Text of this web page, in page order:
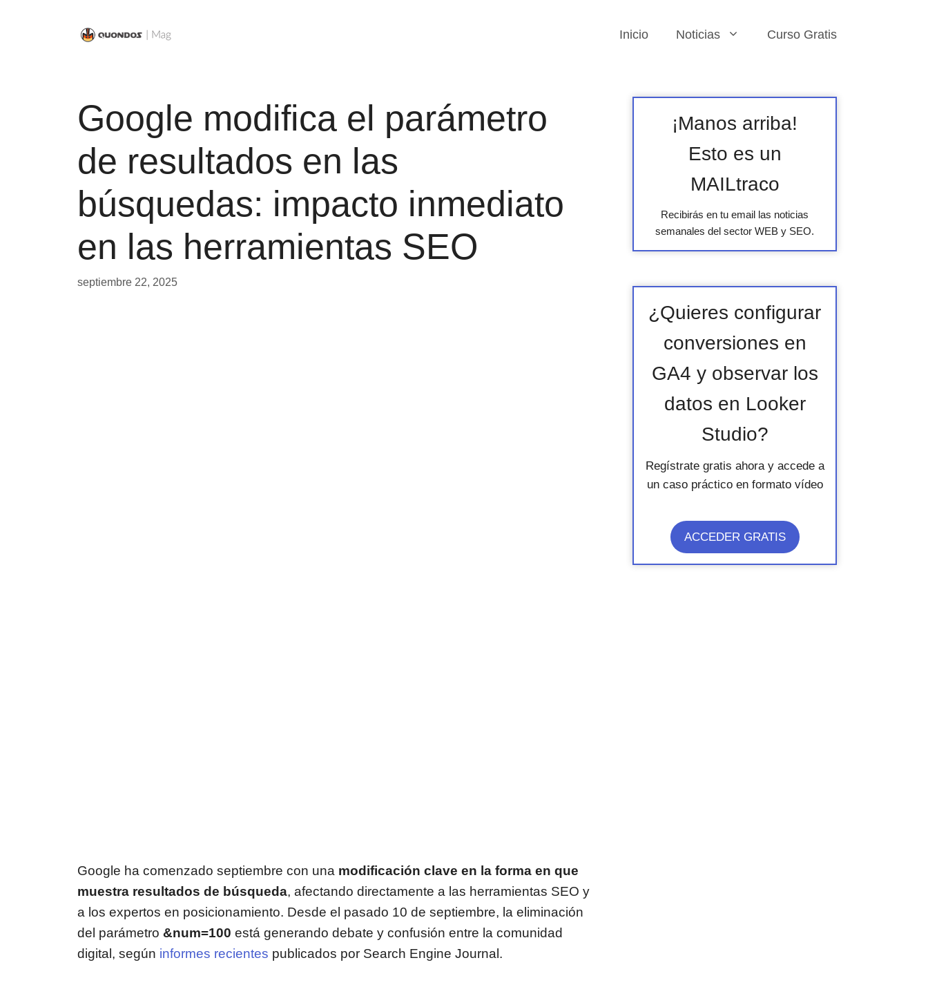
Inicio Noticias Curso Gratis
Google modifica el parámetro
de resultados en las
búsquedas: impacto inmediato
en las herramientas SEO
septiembre 22, 2025
Google ha comenzado septiembre con una modificación clave en la forma en que
muestra resultados de búsqueda, afectando directamente a las herramientas SEO y
a los expertos en posicionamiento. Desde el pasado 10 de septiembre, la eliminación
del parámetro &num=100 está generando debate y confusión entre la comunidad
digital, según informes recientes publicados por Search Engine Journal.
¡Manos arriba!
Esto es un
MAILtraco
Recibirás en tu email las noticias
semanales del sector WEB y SEO.
¿Quieres configurar
conversiones en
GA4 y observar los
datos en Looker
Studio?
Regístrate gratis ahora y accede a
un caso práctico en formato vídeo
ACCEDER GRATIS